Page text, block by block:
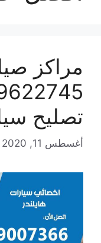
مراكز
تصليح
أغسطس 11, 2020